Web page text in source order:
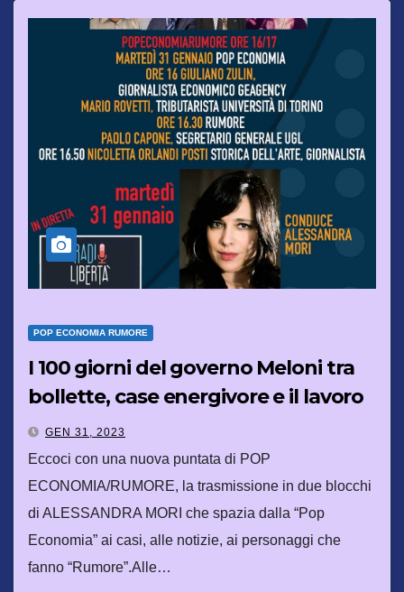
POP ECONOMIA RUMORE
I 100 giorni del governo Meloni tra
bollette, case energivore e il lavoro
che non c’è
GEN 31, 2023
Eccoci con una nuova puntata di POP
ECONOMIA/RUMORE, la trasmissione in due blocchi
di ALESSANDRA MORI che spazia dalla “Pop
Economia” ai casi, alle notizie, ai personaggi che
fanno “Rumore”.Alle…